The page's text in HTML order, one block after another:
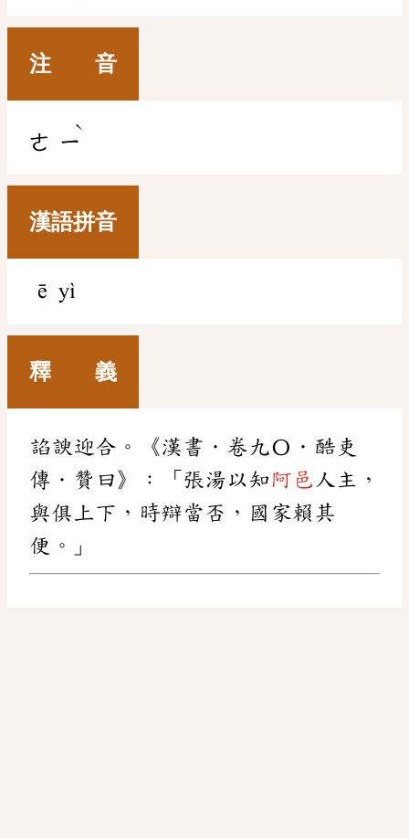
注 音
ㄜ ㄧ
ˋ
漢語拼音
ē yì
釋 義
諂諛迎合。《漢書．卷九〇．酷吏
傳．贊曰》：「張湯以知阿邑 人主，
與俱上下，時辯當否，國家賴其
便。」